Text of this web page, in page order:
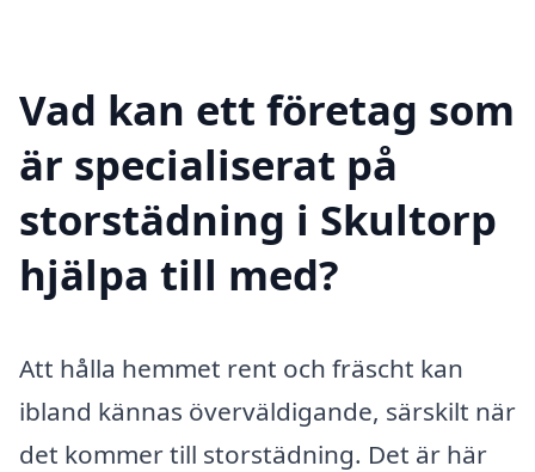
Vad kan ett företag som
är specialiserat på
storstädning i Skultorp
hjälpa till med?
Att hålla hemmet rent och fräscht kan
ibland kännas överväldigande, särskilt när
det kommer till storstädning. Det är här